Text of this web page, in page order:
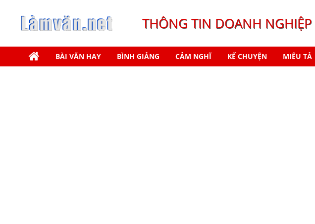
THÔNG TIN DOANH NGHIỆP
BÀI VĂN HAY BÌNH GIẢNG CẢM NGHĨ KỂ CHUYỆN MIÊU TẢ